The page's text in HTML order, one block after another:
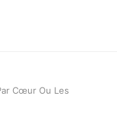
Cœur Ou Les